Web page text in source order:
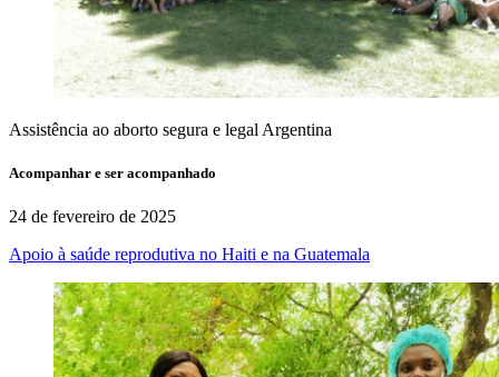
Assistência ao aborto segura e legal Argentina
Acompanhar e ser acompanhado
24 de fevereiro de 2025
Apoio à saúde reprodutiva no Haiti e na Guatemala